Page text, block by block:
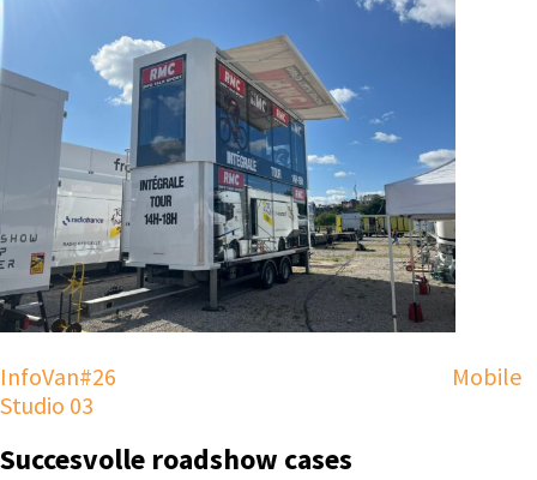
InfoVan#26
Mobile
Studio 03
Succesvolle roadshow cases